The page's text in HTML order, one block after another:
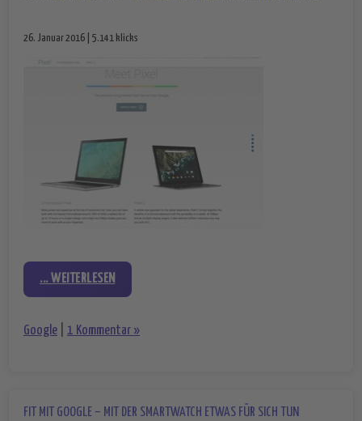
26. Januar 2016 | 5.141 klicks
... WEITERLESEN
Google 1 Kommentar »
FIT MIT GOOGLE – MIT DER SMARTWATCH ETWAS FÜR SICH TUN